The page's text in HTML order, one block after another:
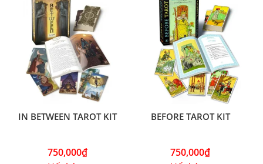
IN BETWEEN TAROT KIT
750,000₫
BEFORE TAROT KIT
750,000₫